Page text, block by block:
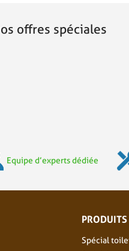
offres spéciales
Equipe d’experts dédiée
PRODUITS
Spécial